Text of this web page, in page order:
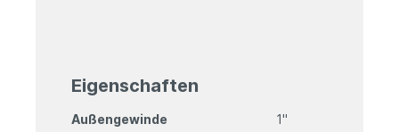
Eigenschaften
Außengewinde
1"